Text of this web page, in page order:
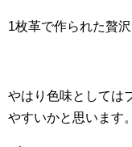
1枚革で作られた贅
やはり色味としては
やすいかと思います。